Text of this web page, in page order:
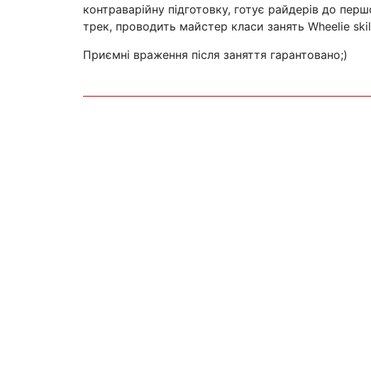
контраварійну підготовку, готує райдерів до
трек, проводить майстер класи занять Wheelie
Приємні враження після заняття гарантовано;)